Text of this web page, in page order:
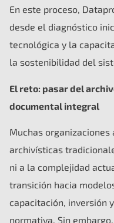
En este proceso,
desde el diagnóstico
tecnológica y la
la sostenibilidad del
El reto: pasar del
documental integral
Muchas
archivísticas
ni a la complejidad
transición hacia
capacitación, inversión
normativa. Sin